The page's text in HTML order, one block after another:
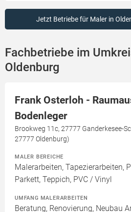
Jetzt Betriebe für Maler in
Fachbetriebe im
Oldenburg
Frank Osterloh -
Bodenleger
Brookweg 11c, 27777 Ganderkesee-
27777 Oldenburg)
MALER BEREICHE
Malerarbeiten, Tapezierarbeiten,
Parkett, Teppich, PVC / Vinyl
UMFANG MALERARBEITEN
Beratung, Renovierung, Neubau